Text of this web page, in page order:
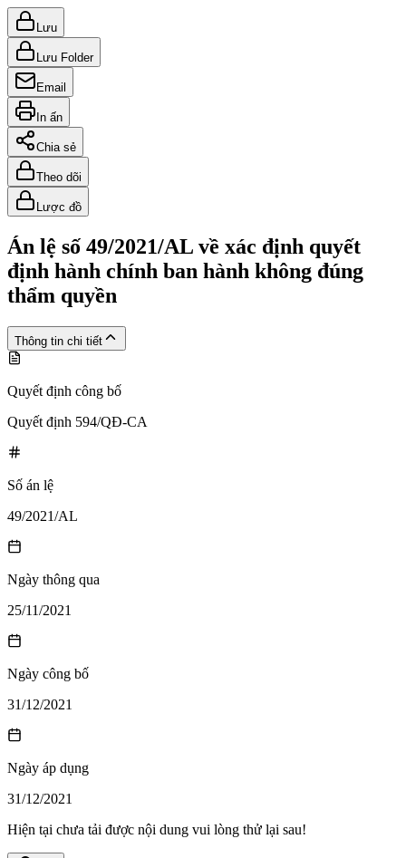
Lưu
Lưu Folder
Email
In ấn
Chia sẻ
Theo dõi
Lược đồ
Án lệ số 49/2021/AL về xác định quyết
định hành chính ban hành không đúng
thẩm quyền
Thông tin chi tiết
Quyết định công bố
Quyết định 594/QĐ-CA
Số án lệ
49/2021/AL
Ngày thông qua
25/11/2021
Ngày công bố
31/12/2021
Ngày áp dụng
31/12/2021
Hiện tại chưa tải được nội dung vui lòng thử lại sau!